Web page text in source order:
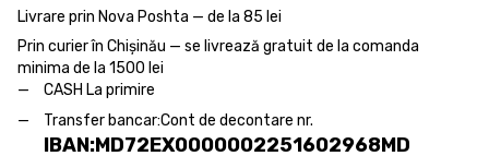
Livrare prin Nova Poshta — de la 85 lei
Prin curier în Chișinău — se livrează gratuit de la comanda
minima de la 1500 lei
CASH La primire
Transfer bancar:Cont de decontare nr.
IBAN:MD72EX0000002251602968MD